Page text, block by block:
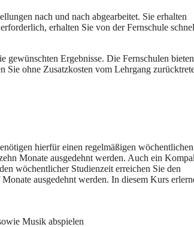
nach und nach abgearbeitet. Sie erhalten
erhalten Sie von der Fernschule
Ergebnisse. Die Fernschulen bieten
Sie ohne Zusatzkosten vom Lehrgang
hierfür einen regelmäßigen wöchentlichen
Monate ausgedehnt werden. Auch ein
wöchentlicher Studienzeit erreichen Sie den
ausgedehnt werden. In diesem Kurs
Musik abspielen